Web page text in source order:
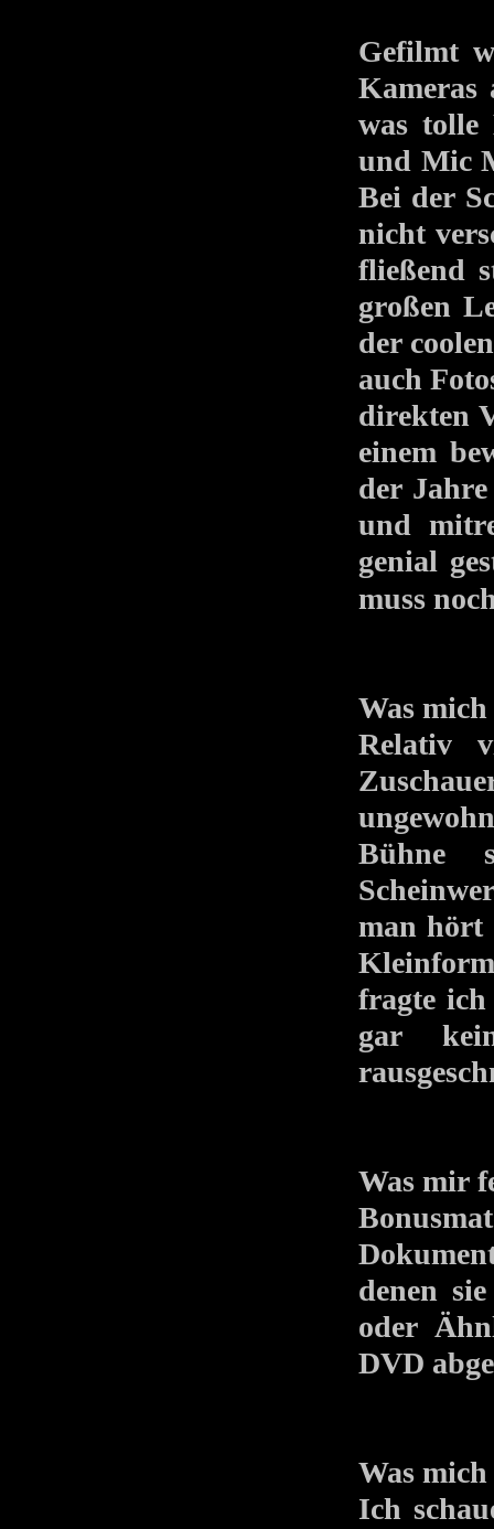
Gefilmt
Kameras
was
und Mic
Bei der
nicht
fließend
großen
der
auch
direkten
einem
der
und
genial
muss
Was
Relativ
Bühne
man hört
fragte
gar
Was mir
denen
oder
DVD
Was
Ich